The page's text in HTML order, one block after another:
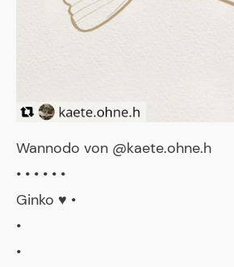
Wannodo von @kaete.ohne.h
• • • • • •
Ginko ♥️ •
•
•